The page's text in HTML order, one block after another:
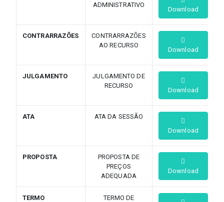
ADMINISTRATIVO
Download
CONTRARRAZÕES
CONTRARRAZÕES
AO RECURSO
Download
JULGAMENTO
JULGAMENTO DE
RECURSO
Download
ATA
ATA DA SESSÃO
Download
PROPOSTA
PROPOSTA DE
PREÇOS
ADEQUADA
Download
TERMO
TERMO DE